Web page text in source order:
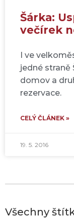
Šárka:
večírek
I ve
jedné straně
domov a
rezervace.
CELÝ ČLÁNEK »
19. 5. 2016
Všechny